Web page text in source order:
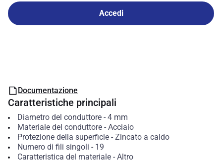
Accedi
Documentazione
Caratteristiche principali
Diametro del conduttore- 4 mm
Materiale del conduttore- Acciaio
Protezione della superficie- Zincato a caldo
Numero di fili singoli - 19
Caratteristica del materiale- Altro